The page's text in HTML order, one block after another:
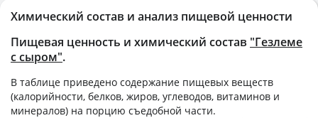
Химический состав и анализ пищевой ценности
Пищевая ценность и химический состав "Гезлеме
с сыром".
В таблице приведено содержание пищевых веществ
(калорийности, белков, жиров, углеводов, витаминов и
минералов) на порцию съедобной части.